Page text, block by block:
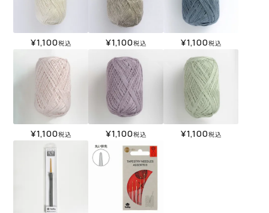
¥1,100税込 ¥1,100税込 ¥1,100税込
¥1,100税込 ¥1,100税込 ¥1,100税込